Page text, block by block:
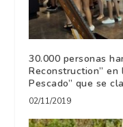
30.000 personas
Reconstruction”
Pescado” que se
02/11/2019